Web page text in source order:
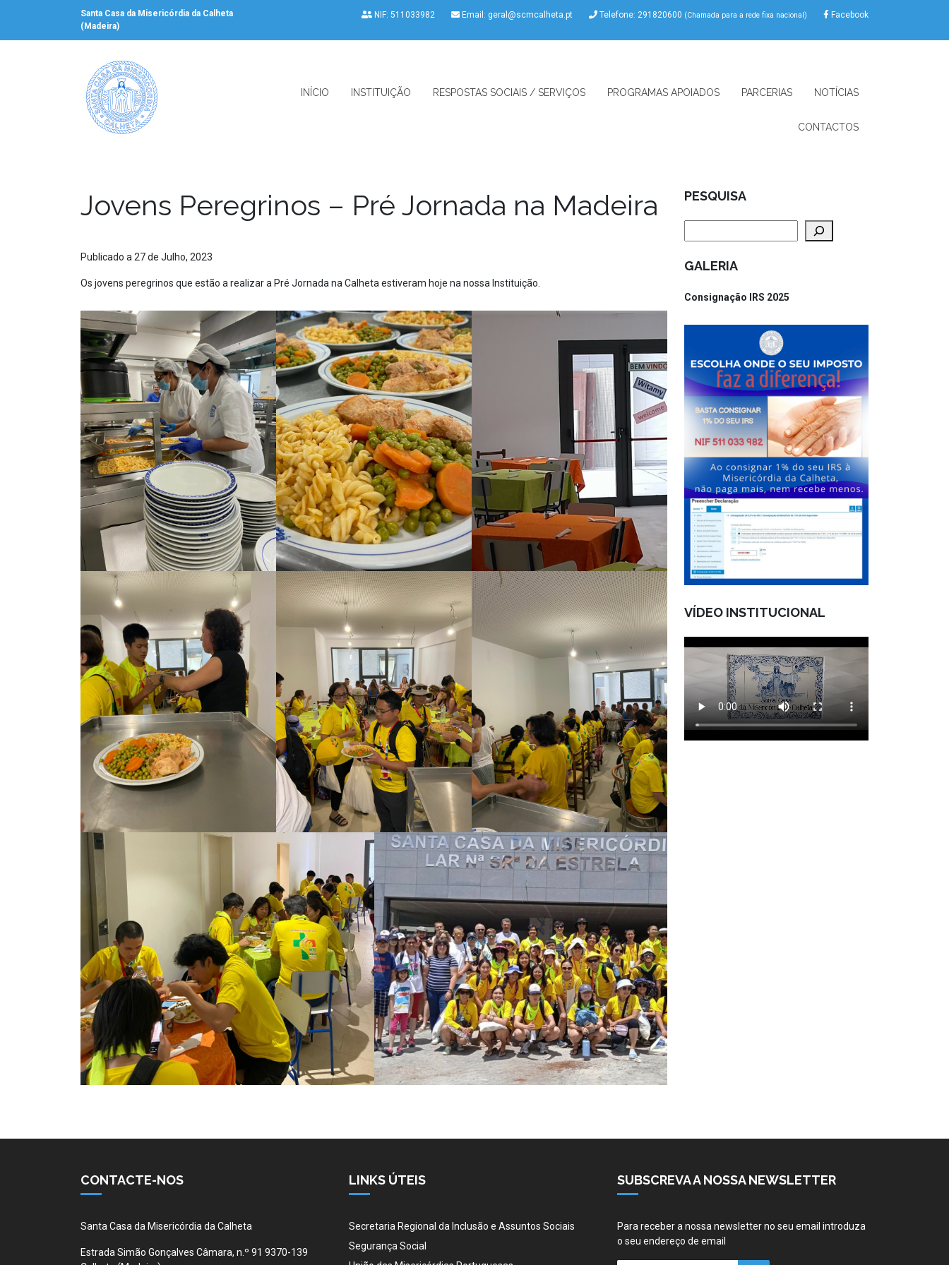
Santa Casa da Misericórdia da Calheta
(Madeira)
NIF: 511033982 Email: geral@scmcalheta.pt Telefone: 291820600 (Chamada para a rede fixa nacional) Facebook
INÍCIO INSTITUIÇÃO RESPOSTAS SOCIAIS / SERVIÇOS PROGRAMAS APOIADOS PARCERIAS NOTÍCIAS
CONTACTOS
Jovens Peregrinos – Pré Jornada na Madeira
Publicado a 27 de Julho, 2023
Os jovens peregrinos que estão a realizar a Pré Jornada na Calheta estiveram hoje na nossa Instituição.
PESQUISA
GALERIA
Consignação IRS 2025
VÍDEO INSTITUCIONAL
CONTACTE-NOS
Santa Casa da Misericórdia da Calheta
Estrada Simão Gonçalves Câmara, n.º 91 9370-139
LINKS ÚTEIS
Secretaria Regional da Inclusão e Assuntos Sociais
Segurança Social
SUBSCREVA A NOSSA NEWSLETTER
Para receber a nossa newsletter no seu email introduza
o seu endereço de email